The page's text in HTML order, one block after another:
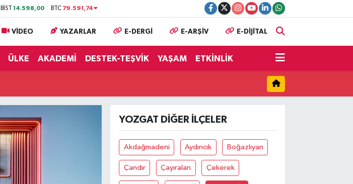
BİST14.598,00 BTC 79.591,74
VİDEO YAZARLAR E-DERGİ E-ARŞİV E-DİJİTAL
ÜLKE AKADEMİ DESTEK-TEŞVİK YAŞAM ETKİNLİK
YOZGAT DIĞER İLÇELER
Akdağmadeni Aydıncık Boğazlıyan
Çandır Çayıralan Çekerek